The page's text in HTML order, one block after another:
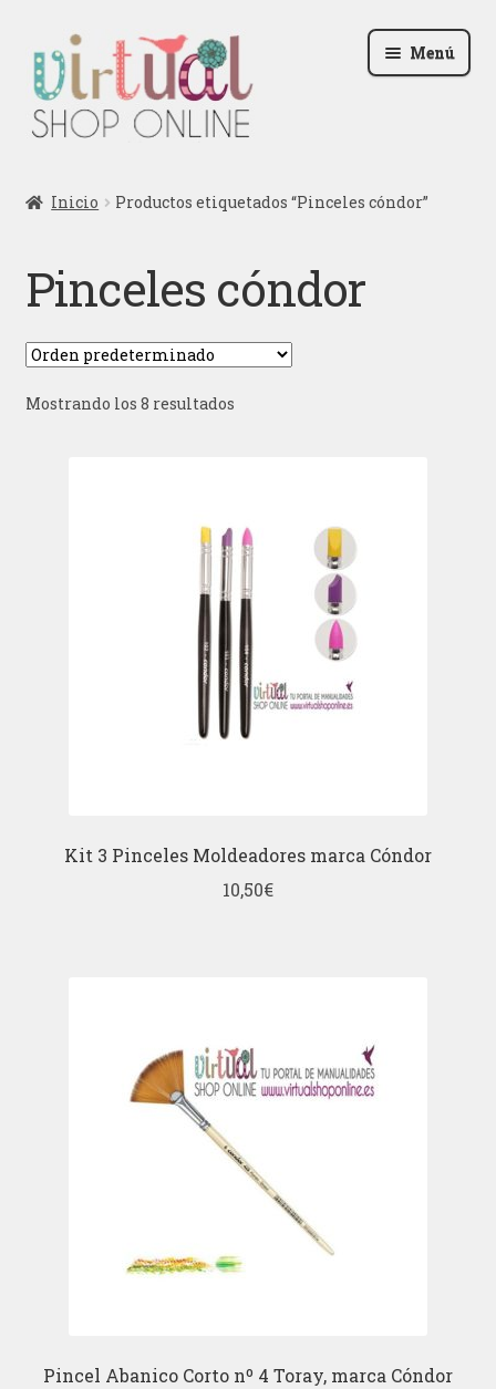
la
navegación
al
contenido
Menú
Contactar
Blog
Iniciar sesión
Inicio Productos etiquetados “Pinceles cóndor”
Pinceles cóndor
Mostrando los 8 resultados
Kit 3 Pinceles Moldeadores marca Cóndor
10,50€
Pincel Abanico Corto nº 4 Toray, marca Cóndor